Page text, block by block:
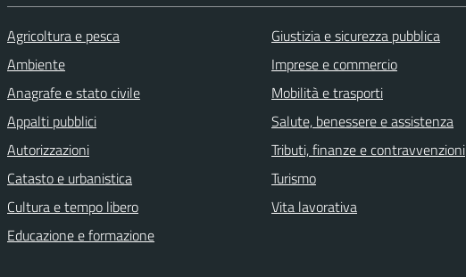
Agricoltura e pesca
Ambiente
Anagrafe e stato civile
Appalti pubblici
Autorizzazioni
Catasto e urbanistica
Cultura e tempo libero
Educazione e formazione
Giustizia e sicurezza pubblica
Imprese e commercio
Mobilità e trasporti
Salute, benessere e assistenza
Tributi, finanze e contravvenzioni
Turismo
Vita lavorativa